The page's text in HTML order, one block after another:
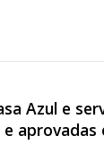
Azul e
aprovadas